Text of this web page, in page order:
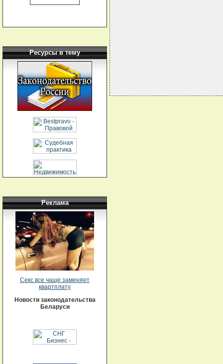
Ресурсы в тему
Реклама
Секс все чаще заменяет
квартплату
Новости законодательства
Беларуси